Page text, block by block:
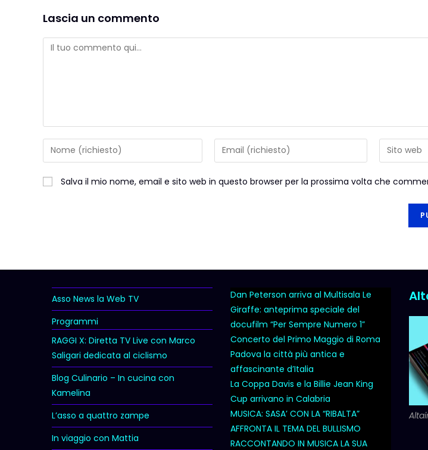
Lascia un commento
Salva il mio nome, email e sito web in questo browser per la prossima volta che
Asso News la Web TV
Programmi
RAGGI X: Diretta TV Live con Marco
Saligari dedicata al ciclismo
Blog Culinario – In cucina con
Kamelina
L’asso a quattro zampe
In viaggio con Mattia
Dan Peterson arriva al Multisala Le
Giraffe: anteprima speciale del
docufilm “Per Sempre Numero 1”
Concerto del Primo Maggio di Roma
Padova la città più antica e
affascinante d’Italia
La Coppa Davis e la Billie Jean King
Cup arrivano in Calabria
MUSICA: SASA’ CON LA “RIBALTA”
AFFRONTA IL TEMA DEL BULLISMO
RACCONTANDO IN MUSICA LA SUA